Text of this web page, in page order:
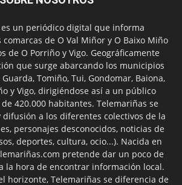
un periódico digital que informa
de O Val Miñor y O Baixo Miño
de O Porriño y Vigo. Geográficamente
que surge abarcando los municipios
Guarda, Tomiño, Tui, Gondomar, Baiona,
y Vigo, dirigiéndose así a un público
420.000 habitantes. Telemariñas se
difusión a los diferentes colectivos de la
personajes desconocidos, noticias de
deportes, cultura, ocio...). Nacida en
pretende dar un poco de
la hora de encontrar información local.
horizonte, Telemariñas se diferencia de